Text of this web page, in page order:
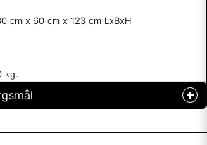
cm x 60 cm x 123 cm LxBxH
kg.
om dette produkt...